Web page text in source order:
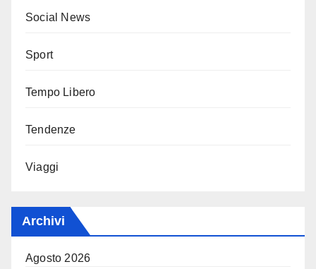
Social News
Sport
Tempo Libero
Tendenze
Viaggi
Archivi
Agosto 2026